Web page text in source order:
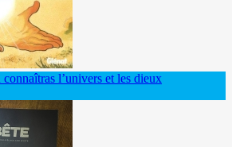
l’univers et les dieux